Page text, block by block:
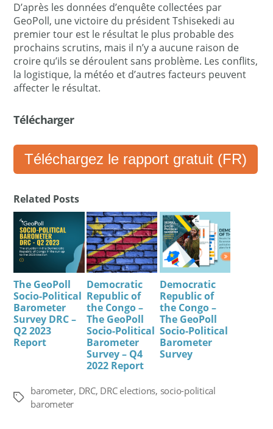
D’après les données d’enquête collectées par
GeoPoll, une victoire du président Tshisekedi au
premier tour est le résultat le plus probable des
prochains scrutins, mais il n’y a aucune raison de
croire qu’ils se déroulent sans problème. Les conflits,
la logistique, la météo et d’autres facteurs peuvent
affecter le résultat.
Télécharger
Téléchargez le rapport gratuit (FR)
Related Posts
The GeoPoll
Socio-Political
Barometer
Survey DRC –
Q2 2023
Report
Democratic
Republic of
the Congo –
The GeoPoll
Socio-Political
Barometer
Survey – Q4
2022 Report
Democratic
Republic of
the Congo –
The GeoPoll
Socio-Political
Barometer
Survey
Tags
barometer, DRC, DRC elections, socio-political
barometer